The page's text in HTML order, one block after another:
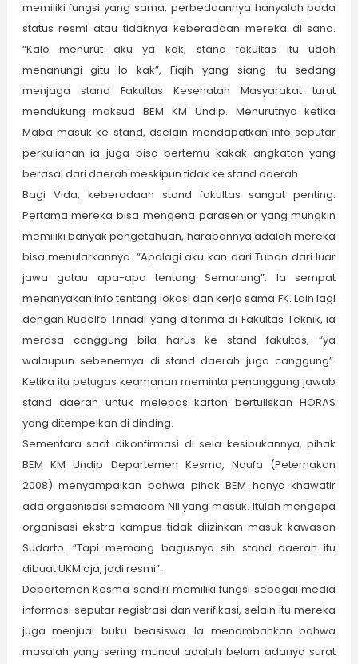
memiliki fungsi yang sama, perbedaannya hanyalah pada
status resmi atau tidaknya keberadaan mereka di sana.
“Kalo menurut aku ya kak, stand fakultas itu udah
menanungi gitu lo kak”, Fiqih yang siang itu sedang
menjaga stand Fakultas Kesehatan Masyarakat turut
mendukung maksud BEM KM Undip. Menurutnya ketika
Maba masuk ke stand, dselain mendapatkan info seputar
perkuliahan ia juga bisa bertemu kakak angkatan yang
berasal dari daerah meskipun tidak ke stand daerah.
Bagi Vida, keberadaan stand fakultas sangat penting.
Pertama mereka bisa mengena parasenior yang mungkin
memiliki banyak pengetahuan, harapannya adalah mereka
bisa menularkannya. “Apalagi aku kan dari Tuban dari luar
jawa gatau apa-apa tentang Semarang”. Ia sempat
menanyakan info tentang lokasi dan kerja sama FK. Lain lagi
dengan Rudolfo Trinadi yang diterima di Fakultas Teknik, ia
merasa canggung bila harus ke stand fakultas, “ya
walaupun sebenernya di stand daerah juga canggung”.
Ketika itu petugas keamanan meminta penanggung jawab
stand daerah untuk melepas karton bertuliskan HORAS
yang ditempelkan di dinding.
Sementara saat dikonfirmasi di sela kesibukannya, pihak
BEM KM Undip Departemen Kesma, Naufa (Peternakan
2008) menyampaikan bahwa pihak BEM hanya khawatir
ada orgasnisasi semacam NII yang masuk. Itulah mengapa
organisasi ekstra kampus tidak diizinkan masuk kawasan
Sudarto. “Tapi memang bagusnya sih stand daerah itu
dibuat UKM aja, jadi resmi”.
Departemen Kesma sendiri memiliki fungsi sebagai media
informasi seputar registrasi dan verifikasi, selain itu mereka
juga menjual buku beasiswa. Ia menambahkan bahwa
masalah yang sering muncul adalah belum adanya surat